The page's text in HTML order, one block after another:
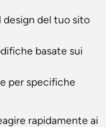
design del tuo sito
basate sui
per specifiche
rapidamente ai